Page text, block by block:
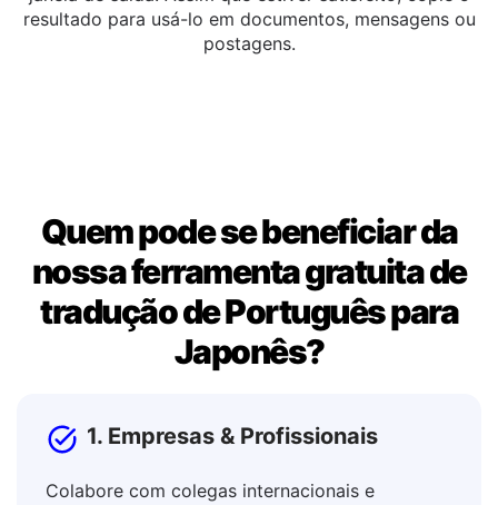
Você pode editar o texto traduzido diretamente na
janela de saída. Assim que estiver satisfeito, copie o
Quem pode se beneficiar da
nossa ferramenta gratuita de
tradução de Português para
1. Empresas & Profissionais